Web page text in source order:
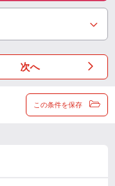
次へ
この条件を保存